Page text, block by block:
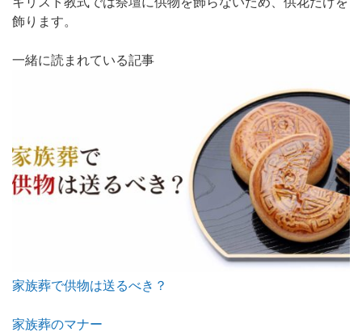
飾ります。
一緒に読まれている記事
家族葬で供物は送るべき？
家族葬のマナー